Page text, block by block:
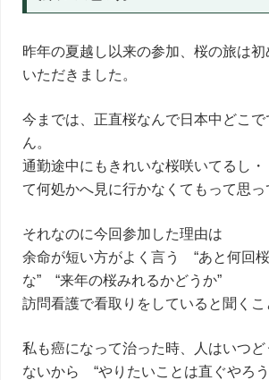
昨年の夏越し以来の参加、桜の旅は
いただきました。
今までは、正直桜なんで日本中どこで
ん。
通勤途中にもきれいな桜咲いてるし・
て何処かへ見に行かなくてもって思っ
それなのに今回参加した理由は
余命が短い方がよく言う “あと何回
な” “来年の桜みれるかどうか”
訪問看護で看取りをしていると聞くこ
私も癌になって治った時、人はいつど
ないから “やりたいことは直ぐやろ